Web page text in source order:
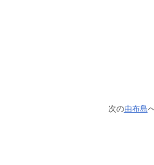
次の由布島